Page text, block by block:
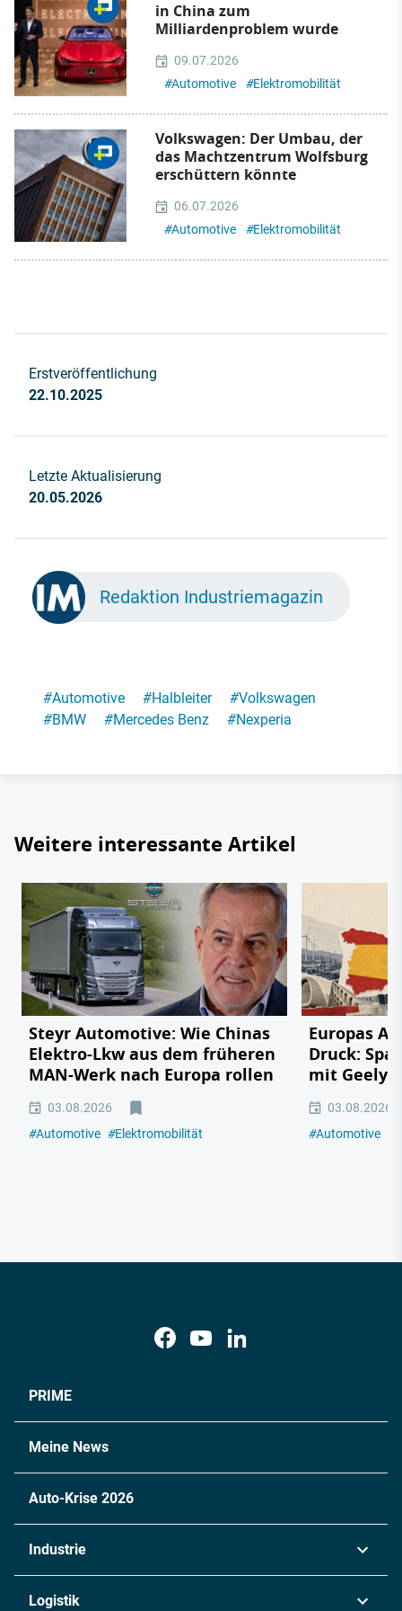
in China zum
Milliardenproblem wurde
09.07.2026
#Automotive #Elektromobilität
Volkswagen: Der Umbau, der
das Machtzentrum Wolfsburg
erschüttern könnte
06.07.2026
#Automotive #Elektromobilität
Erstveröffentlichung
22.10.2025
Letzte Aktualisierung
20.05.2026
Redaktion Industriemagazin
#Automotive #Halbleiter #Volkswagen
#BMW #Mercedes Benz #Nexperia
Weitere interessante Artikel
Steyr Automotive: Wie Chinas
Elektro-Lkw aus dem früheren
MAN-Werk nach Europa rollen
03.08.2026
#Automotive #Elektromobilität
Europas
Druck:
mit Geely,
03.08.2026
#Automotive
PRIME
Meine News
Auto-Krise 2026
Industrie
Logistik